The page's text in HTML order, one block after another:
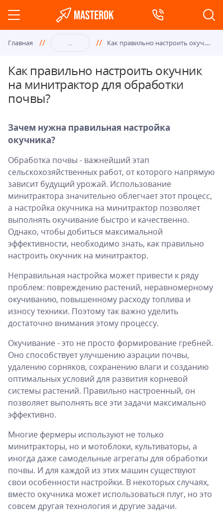
Главная ... Как
правильно настроить окучник на минитрактор для обработки почвы?
Как правильно настроить окучник
на минитрактор для обработки
почвы?
Зачем нужна правильная настройка
окучника?
Обработка почвы - важнейший этап
сельскохозяйственных работ, от которого напрямую
зависит будущий урожай. Использование
минитрактора значительно облегчает этот процесс,
а настройка окучника на минитрактор позволяет
выполнять окучивание быстро и качественно.
Однако, чтобы добиться максимальной
эффективности, необходимо знать, как правильно
настроить окучник на минитрактор.
Неправильная настройка может привести к ряду
проблем: повреждению растений, неравномерному
окучиванию, повышенному расходу топлива и
износу техники. Поэтому так важно уделить
достаточно внимания этому процессу.
Окучивание - это не просто формирование гребней.
Оно способствует улучшению аэрации почвы,
удалению сорняков, сохранению влаги и созданию
оптимальных условий для развития корневой
системы растений. Правильно настроенный, он
позволяет выполнять все эти задачи максимально
эффективно.
Многие фермеры используют не только
минитракторы, но и мотоблоки, культиваторы, а
иногда даже самодельные агрегаты для обработки
почвы. И для каждой из этих машин существуют
свои особенности настройки. В некоторых случаях,
вместо окучника может использоваться плуг, но это
совсем другая технология и другие задачи.